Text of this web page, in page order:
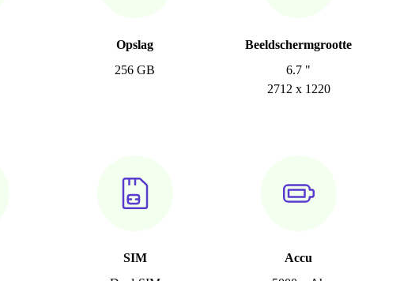
Opslag
256 GB
Beeldschermgrootte
6.7 "
2712 x 1220
SIM
Accu